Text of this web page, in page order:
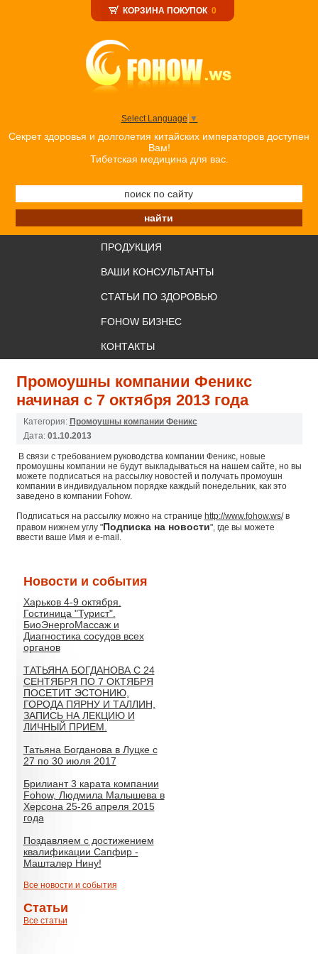
КОРЗИНА ПОКУПОК 0
Select Language ▼
Секрет здоровья и долголетия китайских императоров доступен
Вам!
Тибетская медицина для вас.
ПРОДУКЦИЯ
ВАШИ КОНСУЛЬТАНТЫ
СТАТЬИ ПО ЗДОРОВЬЮ
FOHOW БИЗНЕС
КОНТАКТЫ
Промоушны компании Феникс
начиная с 7 октября 2013 года
Категория: Промоушны компании Феникс
Дата: 01.10.2013
В связи с требованием руководства компании Феникс, новые
промоушны компании не будут выкладываться на нашем сайте, но вы
можете подписаться на рассылку новостей и получать промоушн
компании в индивидуальном порядке каждый понедельник, как это
заведено в компании Fohow.
Подписаться на рассылку можно на странице http://www.fohow.ws/в
правом нижнем углу "Подписка на новости", где вы можете
ввести ваше Имя и е-mail.
Новости и события
Харьков 4-9 октября.
Гостиница "Турист".
БиоЭнергоМассаж и
Диагностика сосудов всех
органов
ТАТЬЯНА БОГДАНОВА С 24
СЕНТЯБРЯ ПО 7 ОКТЯБРЯ
ПОСЕТИТ ЭСТОНИЮ,
ГОРОДА ПЯРНУ И ТАЛЛИН,
ЗАПИСЬ НА ЛЕКЦИЮ И
ЛИЧНЫЙ ПРИЕМ.
Татьяна Богданова в Луцке с
27 по 30 июля 2017
Брилиант 3 карата компании
Fohow, Людмила Малышева в
Херсона 25-26 апреля 2015
года
Поздавляем с достижением
квалификации Сапфир -
Машталер Нину!
Все новости и события
Статьи
Все статьи